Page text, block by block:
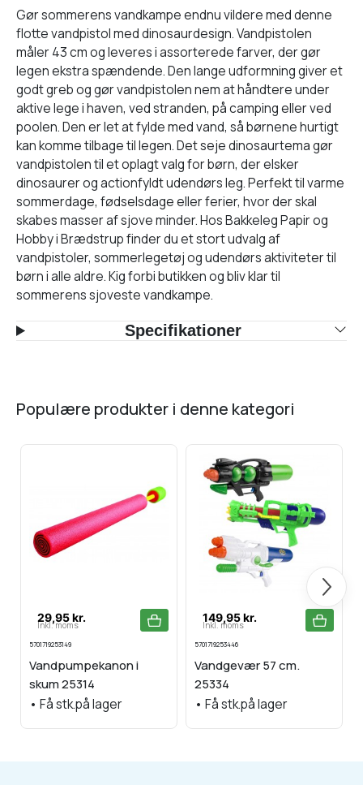
Gør sommerens vandkampe endnu vildere med denne
flotte vandpistol med dinosaurdesign. Vandpistolen
måler 43 cm og leveres i assorterede farver, der gør
legen ekstra spændende. Den lange udformning giver et
godt greb og gør vandpistolen nem at håndtere under
aktive lege i haven, ved stranden, på camping eller ved
poolen. Den er let at fylde med vand, så børnene hurtigt
kan komme tilbage til legen. Det seje dinosaurtema gør
vandpistolen til et oplagt valg for børn, der elsker
dinosaurer og actionfyldt udendørs leg. Perfekt til varme
sommerdage, fødselsdage eller ferier, hvor der skal
skabes masser af sjove minder. Hos Bakkeleg Papir og
Hobby i Brædstrup finder du et stort udvalg af
vandpistoler, sommerlegetøj og udendørs aktiviteter til
børn i alle aldre. Kig forbi butikken og bliv klar til
sommerens sjoveste vandkampe.
Specifikationer
populære produkter i denne kategori
Næste
29,95 kr.
Inkl. moms
5701719253149
Vandpumpekanon i
skum 25314
• Få stk.på lager
149,95 kr.
Inkl. moms
5701719253446
Vandgevær 57 cm.
25334
• Få stk.på lager